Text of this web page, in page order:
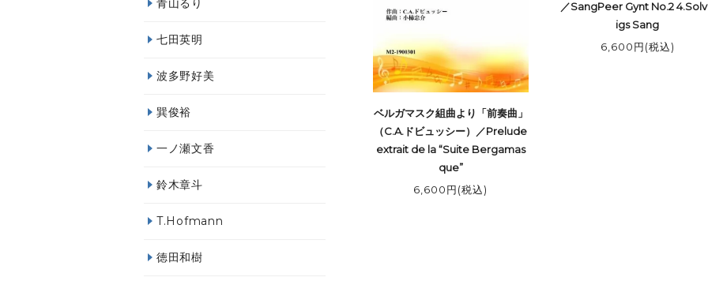
ベルガマスク組曲より「前奏曲」
（C.A.ドビュッシー）／Prelude
extrait de la “Suite Bergamas
que”
6,600円(税込)
／SangPeer Gynt No.2
igs Sang
6,600円(税込)
青山るり
七田英明
波多野好美
巽俊裕
一ノ瀬文香
鈴木章斗
T.Hofmann
徳田和樹